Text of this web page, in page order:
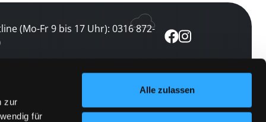
zur
für
Alle zulassen
(Mo-Fr 9 bis 17 Uhr): 0316 872-
abonnieren
keine Veranstaltung verpassen